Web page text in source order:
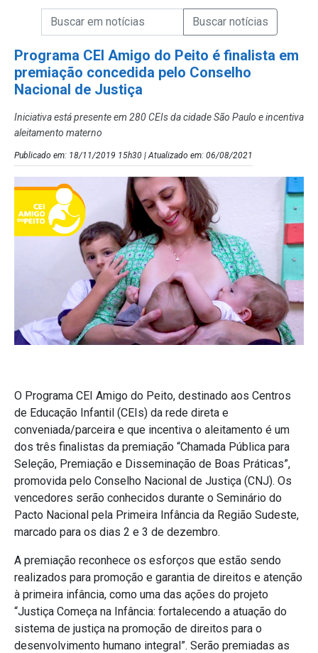
Campo de Busca de Notícias
Campo de Busca de informaçõesEnviar a Busca de Notícias
Programa CEI Amigo do Peito é finalista em
premiação concedida pelo Conselho
Nacional de Justiça
Iniciativa está presente em 280 CEIs da cidade São Paulo e incentiva
aleitamento materno
Publicado em: 18/11/2019 15h30 | Atualizado em: 06/08/2021
O Programa CEI Amigo do Peito, destinado aos Centros
de Educação Infantil (CEIs) da rede direta e
conveniada/parceira e que incentiva o aleitamento é um
dos três finalistas da premiação “Chamada Pública para
Seleção, Premiação e Disseminação de Boas Práticas”,
promovida pelo Conselho Nacional de Justiça (CNJ). Os
vencedores serão conhecidos durante o Seminário do
Pacto Nacional pela Primeira Infância da Região Sudeste,
marcado para os dias 2 e 3 de dezembro.
A premiação reconhece os esforços que estão sendo
realizados para promoção e garantia de direitos e atenção
à primeira infância, como uma das ações do projeto
“Justiça Começa na Infância: fortalecendo a atuação do
sistema de justiça na promoção de direitos para o
desenvolvimento humano integral”. Serão premiadas as